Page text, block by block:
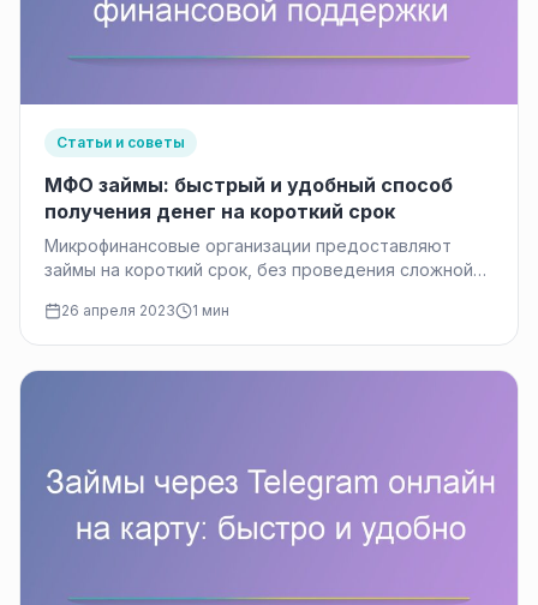
Статьи и советы
МФО займы: быстрый и удобный способ
получения денег на короткий срок
Микрофинансовые организации предоставляют
займы на короткий срок, без проведения сложной
заемщика. Процедура оформления займа занимает…
26 апреля 2023 1 мин